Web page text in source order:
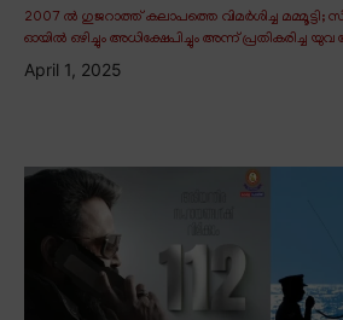
2007 ൽ ഗുജറാത്ത് കലാപത്തെ വിമർശിച്ച മമ്മൂട്ടി;
ഓയിൽ ഒഴിച്ചും അധിക്ഷേപിച്ചും അന്ന് പ്രതികരിച്ച യുവ
April 1, 2025